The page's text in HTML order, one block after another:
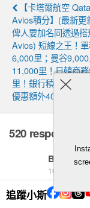
追蹤小斯
【卡塔爾航空
Avios積分】(最新更
俾人要加名同透過
Avios) 短線之王！
6,000里；曼谷
11,000里！日韓商
里！銀行積分轉換
優惠額外40%！
520 responses
B7
10 8 月, 2026
你好小詩
該